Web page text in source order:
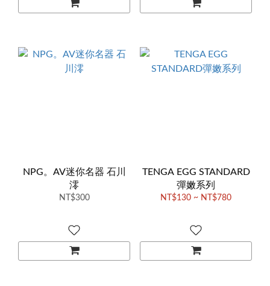
NPG。AV迷你名器 石川
澪
NT$300
TENGA EGG STANDARD
彈嫩系列
NT$130 ~ NT$780